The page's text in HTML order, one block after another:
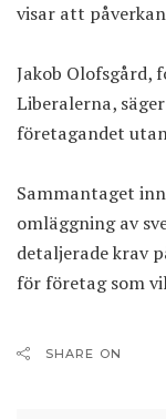
visar att
Jakob Olofsgård,
Liberalerna,
företagandet
Sammantaget
omläggning av
detaljerade krav
för företag som
SHARE ON